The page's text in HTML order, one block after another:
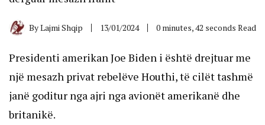
ByLajmi Shqip 13/01/2024 0 minutes, 42 seconds Read
Presidenti amerikan Joe Biden i është drejtuar me
një mesazh privat rebelëve Houthi, të cilët tashmë
janë goditur nga ajri nga avionët amerikanë dhe
britanikë.